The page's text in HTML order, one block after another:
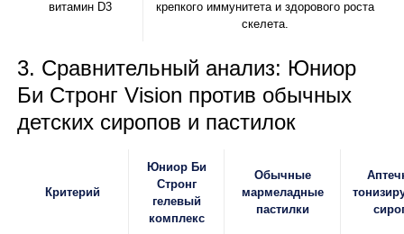
витамин D3
крепкого иммунитета и здорового роста
скелета.
3. Сравнительный анализ: Юниор
Би Стронг Vision против обычных
детских сиропов и пастилок
Критерий
Юниор Би
Стронг
гелевый
комплекс
Обычные
мармеладные
пастилки